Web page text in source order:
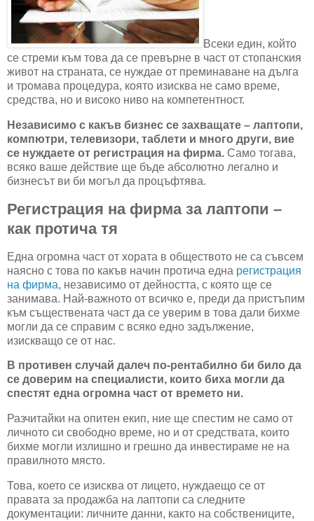
Всеки един, който
се стреми към това да се превърне в част от стопанския
живот на страната, се нуждае от преминаване на дълга
и тромава процедура, която изисква не само време,
средства, но и високо ниво на компетентност.
Независимо с какъв бизнес се захващате – лаптопи,
компютри, телевизори, таблети и много други, вие
се нуждаете от регистрация на фирма. Само тогава,
всяко ваше действие ще бъде абсолютно легално и
бизнесът ви би могъл да процъфтява.
Регистрация на фирма за лаптопи –
как протича тя
Една огромна част от хората в обществото не са съвсем
наясно с това по какъв начин протича една регистрация
на фирма, независимо от дейността, с която ще се
занимава. Най-важното от всичко е, преди да пристъпим
към съществената част да се уверим в това дали бихме
могли да се справим с всяко едно задължение,
изискващо се от нас.
В противен случай далеч по-рентабилно би било да
се доверим на специалисти, които биха могли да
спестят една огромна част от времето ни.
Разчитайки на опитен екип, ние ще спестим не само от
личното си свободно време, но и от средствата, които
бихме могли излишно и грешно да инвестираме не на
правилното място.
Това, което се изисква от лицето, нуждаещо се от
правата за продажба на лаптопи са следните
документации: личните данни, както на собствениците,